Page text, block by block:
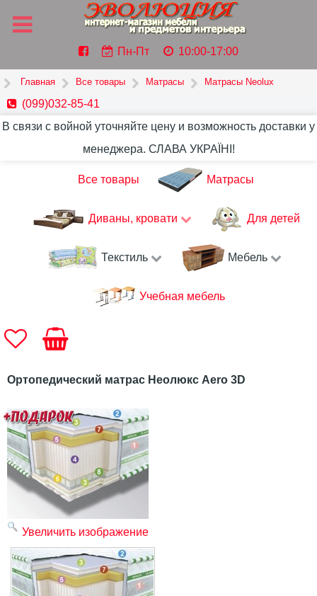
Пн-Пт 10:00-17:00
Главная Все товары Матрасы Матрасы Neolux
(099)032-85-41
В связи с войной уточняйте цену и возможность доставки у
менеджера. СЛАВА УКРАЇНІ!
Все товары Матрасы
Диваны, кровати Для детей
Текстиль Мебель
Учебная мебель
Ортопедический матрас Неолюкс Aero 3D
Увеличить изображение